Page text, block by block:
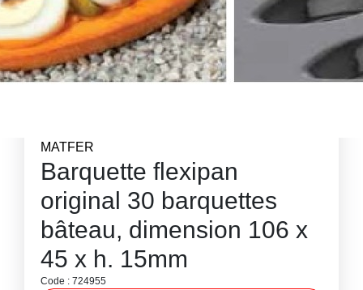
MATFER
Barquette flexipan
original 30 barquettes
bâteau, dimension 106 x
45 x h. 15mm
Code : 724955